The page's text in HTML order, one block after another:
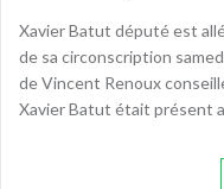
Xavier Batut député est
de sa circonscription
de Vincent Renoux
Xavier Batut était présent